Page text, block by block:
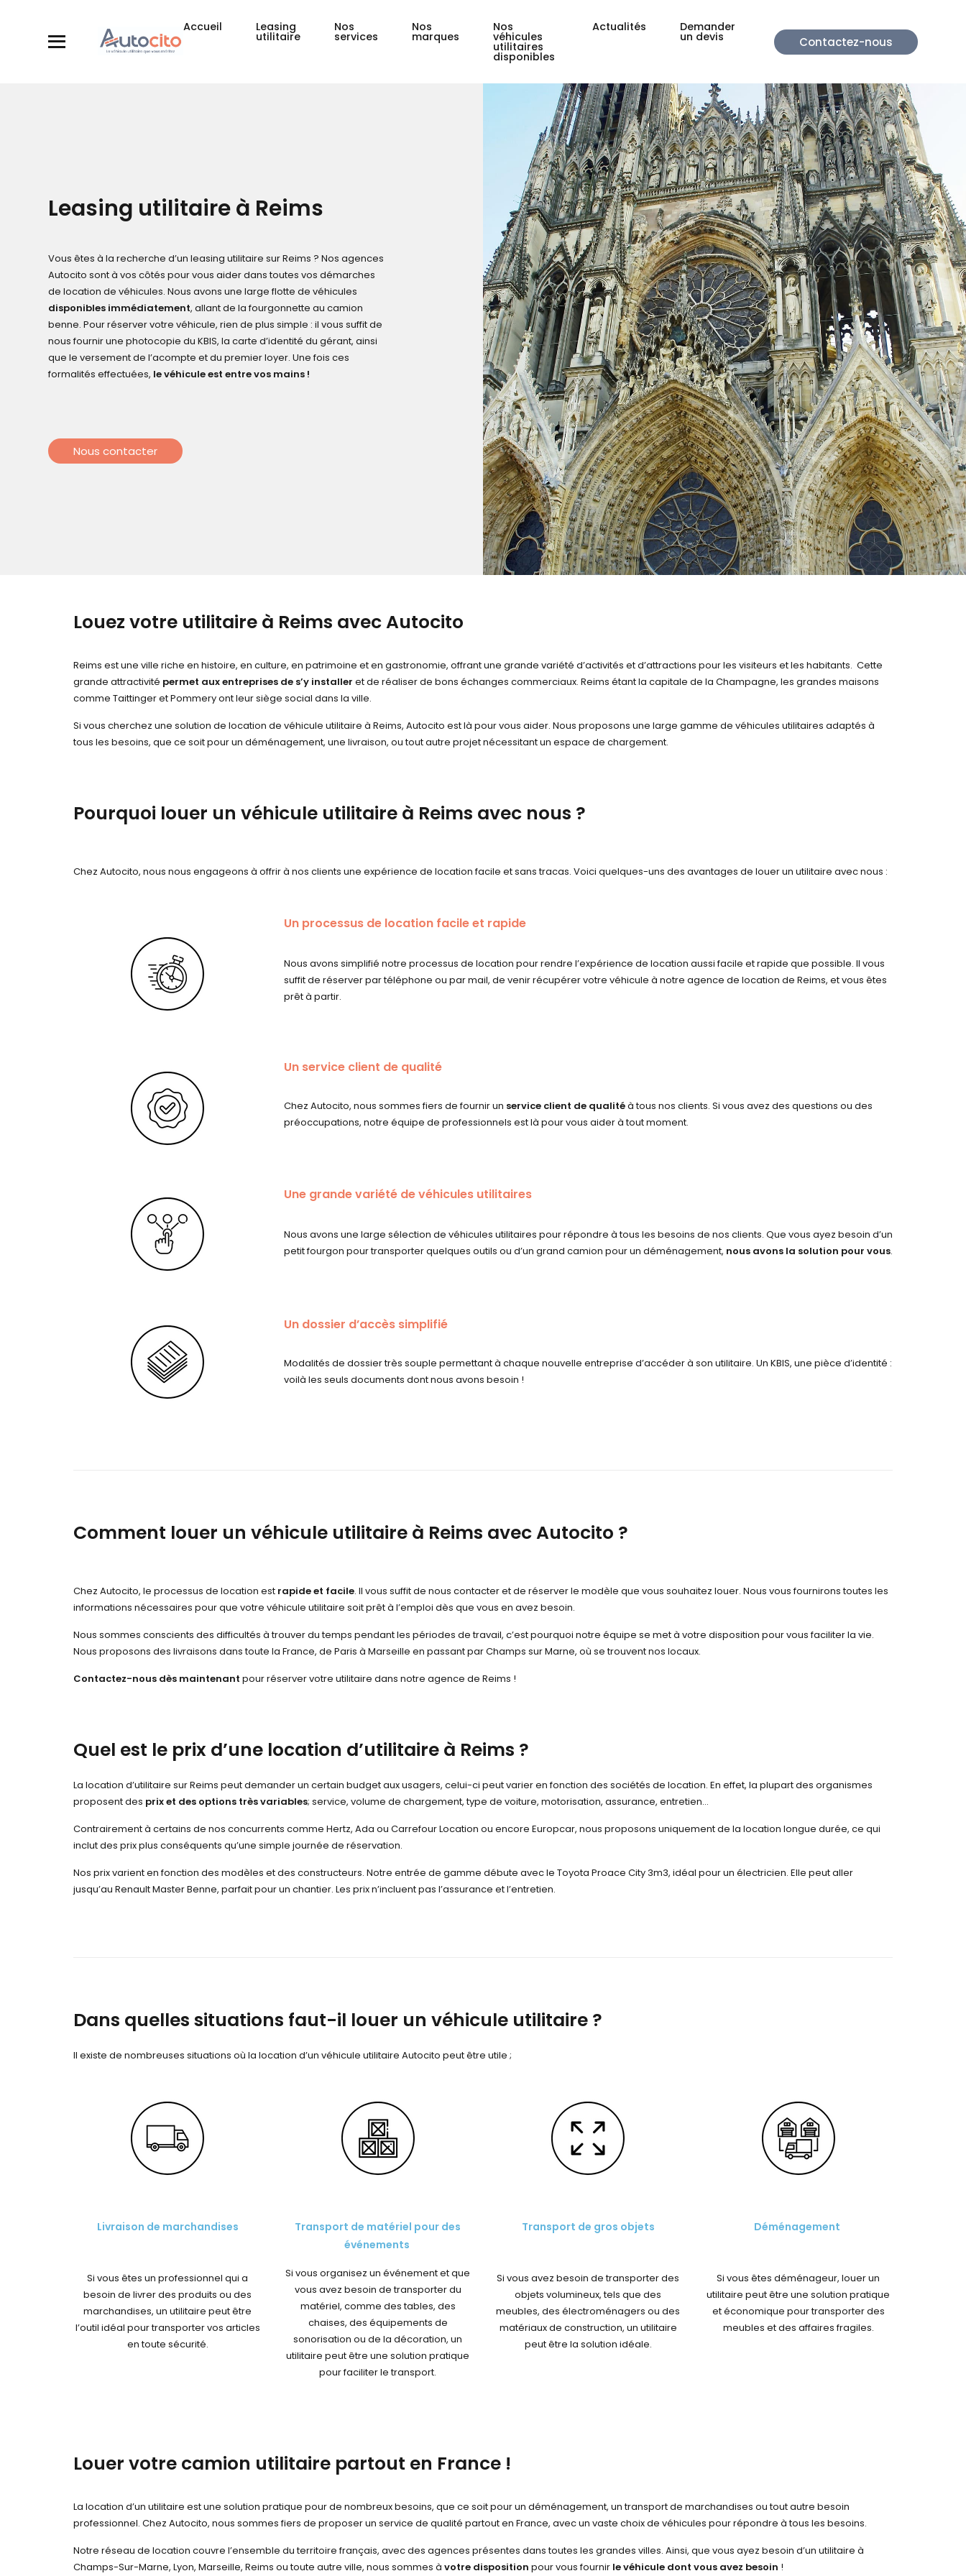
Accueil Leasing
utilitaire
Nos
services
Nos
marques
Nos
véhicules
utilitaires
disponibles
Actualités Demander
un devis Contactez-nous
Leasing utilitaire à Reims
Vous êtes à la recherche d’unleasingutilitairesur Reims ? Nos agences
Autocito sont à vos côtés pour vous aider dans toutes vos démarches
de location de véhicules. Nous avons une large flotte de véhicules
disponibles immédiatement, allant de la fourgonnette au camion
benne. Pour réserver votre véhicule, rien de plus simple : il vous suffit de
nous fournir une photocopie du KBIS, la carte d’identité du gérant, ainsi
que le versement de l’acompte et du premier loyer. Une fois ces
formalités effectuées, le véhicule est entre vos mains !
Nous contacter
Louez votre utilitaire à Reims avec Autocito
Reims est une ville riche en histoire, en culture, en patrimoine et en gastronomie, offrant une grande variété d’activités et d’attractions pour les visiteurs et les habitants. Cette
grande attractivité permet aux entreprises de s’y installer et de réaliser de bons échanges commerciaux. Reims étant la capitale de la Champagne, les grandes maisons
comme Taittinger et Pommery ont leur siège social dans la ville.
Si vous cherchez une solution de location de véhicule utilitaire à Reims, Autocito est là pour vous aider. Nous proposons une large gamme de véhicules utilitaires adaptés à
tous les besoins, que ce soit pour un déménagement, une livraison, ou tout autre projet nécessitant un espace de chargement.
Pourquoi louer un véhicule utilitaire à Reims avec nous ?
Chez Autocito, nous nous engageons à offrir à nos clients une expérience de location facile et sans tracas. Voici quelques-uns des avantages de louer un utilitaire avec nous :
Un processus de location facile et rapide
Nous avons simplifié notre processus de location pour rendre l’expérience de location aussi facile et rapide que possible. Il vous
suffit de réserver par téléphone ou par mail, de venir récupérer votre véhicule à notre agence de location de Reims, et vous êtes
prêt à partir.
Un service client de qualité
Chez Autocito, nous sommes fiers de fournir un service client de qualitéà tous nos clients. Si vous avez des questions ou des
préoccupations, notre équipe de professionnels est là pour vous aider à tout moment.
Une grande variété de véhicules utilitaires
Nous avons une large sélection de véhicules utilitaires pour répondre à tous les besoins de nos clients. Que vous ayez besoin d’un
petit fourgon pour transporter quelques outils ou d’un grand camion pour un déménagement, nous avons la solution pour vous.
Un dossier d’accès simplifié
Modalités de dossier très souple permettant à chaque nouvelle entreprise d’accéder à son utilitaire. Un KBIS, une pièce d’identité :
voilà les seuls documents dont nous avons besoin !
Comment louer un véhicule utilitaire à Reims avec Autocito ?
Chez Autocito, le processus de location est rapide et facile. Il vous suffit de nous contacter et de réserver le modèle que vous souhaitez louer. Nous vous fournirons toutes les
informations nécessaires pour que votre véhicule utilitaire soit prêt à l’emploi dès que vous en avez besoin.
Nous sommes conscients des difficultés à trouver du temps pendant les périodes de travail, c’est pourquoi notre équipe se met à votre disposition pour vous faciliter la vie.
Nous proposons des livraisons dans toute la France, de Paris à Marseille en passant par Champs sur Marne, où se trouvent nos locaux.
Contactez-nous dès maintenant pour réserver votre utilitaire dans notre agence de Reims !
Quel est le prix d’une location d’utilitaire à Reims ?
La location d’utilitaire sur Reims peut demander un certain budget aux usagers, celui-ci peut varier en fonction des sociétés de location. En effet, la plupart des organismes
proposent des prix et des options très variables; service, volume de chargement, type de voiture, motorisation, assurance, entretien…
Contrairement à certains de nos concurrents comme Hertz, Ada ou Carrefour Location ou encore Europcar, nous proposons uniquement de la location longue durée, ce qui
inclut des prix plus conséquents qu’une simple journée de réservation.
Nos prix varient en fonction des modèles et des constructeurs. Notre entrée de gamme débute avec le Toyota Proace City 3m3, idéal pour un électricien. Elle peut aller
jusqu’au Renault Master Benne, parfait pour un chantier. Les prix n’incluent pas l’assurance et l’entretien.
Dans quelles situations faut-il louer un véhicule utilitaire ?
Il existe de nombreuses situations où la location d’un véhicule utilitaire Autocito peut être utile ;
Livraison de marchandises
Si vous êtes un professionnel qui a
besoin de livrer des produits ou des
marchandises, un utilitaire peut être
l’outil idéal pour transporter vos articles
en toute sécurité.
Transport de matériel pour des
événements
Si vous organisez un événement et que
vous avez besoin de transporter du
matériel, comme des tables, des
chaises, des équipements de
sonorisation ou de la décoration, un
utilitaire peut être une solution pratique
pour faciliter le transport.
Transport de gros objets
Si vous avez besoin de transporter des
objets volumineux, tels que des
meubles, des électroménagers ou des
matériaux de construction, un utilitaire
peut être la solution idéale.
Déménagement
Si vous êtes déménageur, louer un
utilitaire peut être une solution pratique
et économique pour transporter des
meubles et des affaires fragiles.
Louer votre camion utilitaire partout en France !
La location d’un utilitaire est une solution pratique pour de nombreux besoins, que ce soit pour un déménagement, un transport de marchandises ou tout autre besoin
professionnel. Chez Autocito, nous sommes fiers de proposer un service de qualité partout en France, avec un vaste choix de véhicules pour répondre à tous les besoins.
Notre réseau de location couvre l’ensemble du territoire français, avec des agences présentes dans toutes les grandes villes. Ainsi, que vous ayez besoin d’un utilitaire à
Champs-Sur-Marne, Lyon, Marseille, Reims ou toute autre ville, nous sommes à votre disposition pour vous fournir le véhicule dont vous avez besoin !